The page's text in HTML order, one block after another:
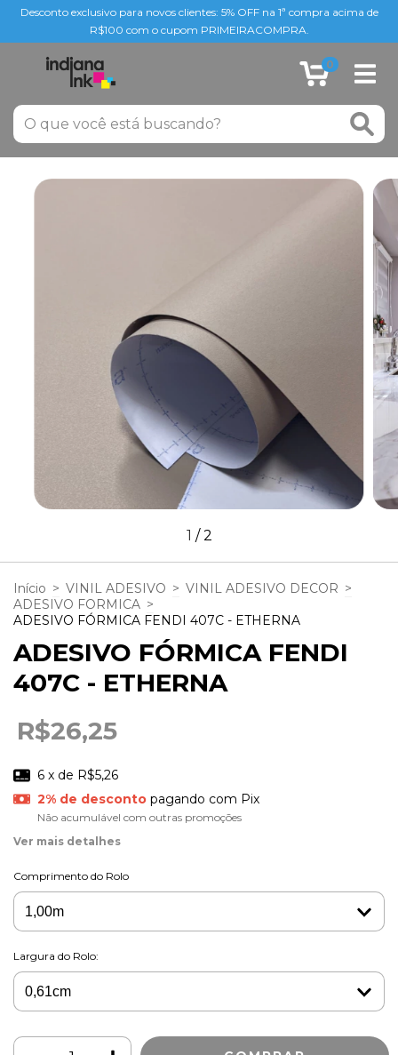
Desconto exclusivo para novos clientes: 5% OFF na 1ª compra acima de
R$100 com o cupom PRIMEIRACOMPRA.
0
1 /2
Início > VINIL ADESIVO > VINIL ADESIVO DECOR >
ADESIVO FORMICA >
ADESIVO FÓRMICA FENDI 407C - ETHERNA
ADESIVO FÓRMICA FENDI
407C - ETHERNA
R$26,25
6 x de R$5,26
2% de descontopagando com Pix
Não acumulável com outras promoções
Ver mais detalhes
Comprimento do Rolo
Largura do Rolo: